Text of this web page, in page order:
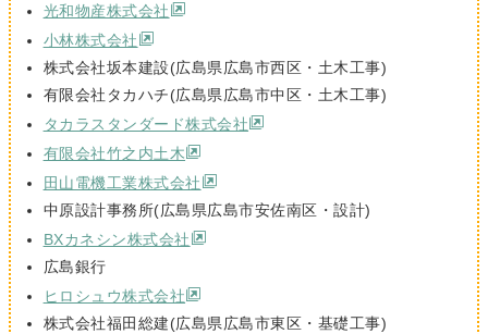
光和物産株式会社
小林株式会社
株式会社坂本建設(広島県広島市西区・土木工事)
有限会社タカハチ(広島県広島市中区・土木工事)
タカラスタンダード株式会社
有限会社竹之内土木
田山電機工業株式会社
中原設計事務所(広島県広島市安佐南区・設計)
BXカネシン株式会社
広島銀行
ヒロシュウ株式会社
株式会社福田総建(広島県広島市東区・基礎工事)